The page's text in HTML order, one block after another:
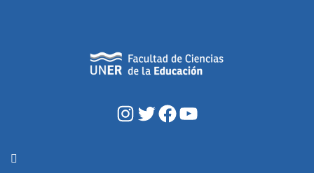
Instagram
TwitterFacebook